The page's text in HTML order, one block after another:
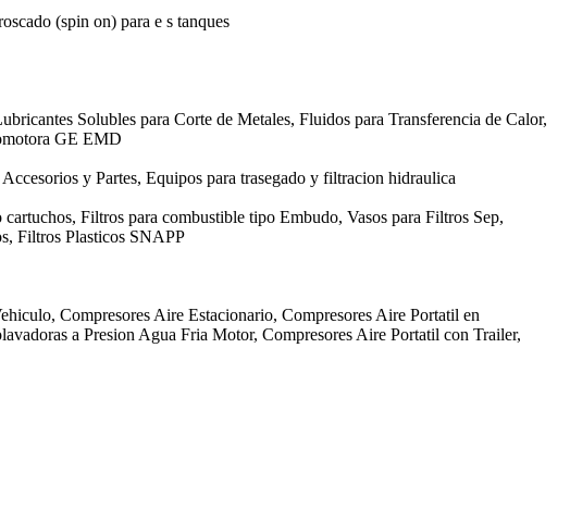
(spin on) para e s tanques
Solubles para Corte de Metales, Fluidos para Transferencia de Calor,
GE EMD
y Partes, Equipos para trasegado y filtracion hidraulica
Filtros para combustible tipo Embudo, Vasos para Filtros Sep,
Filtros Plasticos SNAPP
Compresores Aire Estacionario, Compresores Aire Portatil en
a Presion Agua Fria Motor, Compresores Aire Portatil con Trailer,